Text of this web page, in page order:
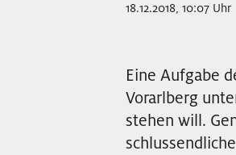
18.12.2018, 10:07 Uhr
Eine Aufgabe
Vorarlberg
stehen will.